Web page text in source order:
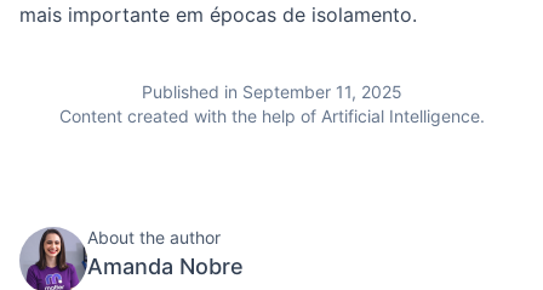
mais importante em épocas de isolamento.
Published in September 11, 2025
Content created with the help of Artificial Intelligence.
About the author
Amanda Nobre